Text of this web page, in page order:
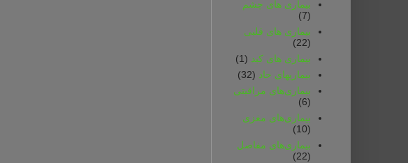
بیماری های چشم
(7)
بیماری های قلبی
(22)
بیماری های کبد (1)
بیماریهای حاد (32)
بیماری‌های مراقبتی
(6)
بیماری‌های مغزی
(10)
بیماری‌های مفاصل
(22)